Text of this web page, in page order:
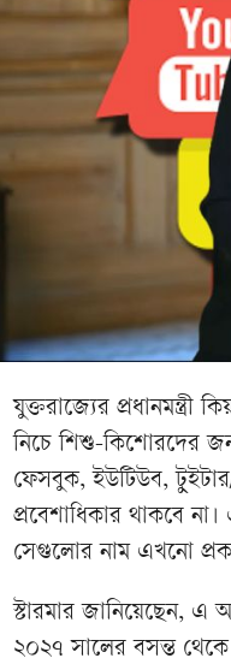
যুক্তরাজ্যের
নিচে শিশু-কিশোরদের
ফেসবুক, ইউটিউব, টুইটার/
প্রবেশাধিকার থাকবে
সেগুলোর নাম এখনো
স্টারমার জানিয়েছেন,
২০২৭ সালের বসন্ত